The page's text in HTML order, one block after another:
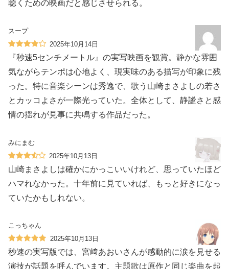
聴くための映画だと感じさせられる。
スープ
2025年10月14日
『秒速5センチメートル』の実写映画を観賞。静かな雰囲
気ながらテンポは心地よく、現実味のある描写が印象に残
った。特に音楽シーンは秀逸で、歌う山崎まさよしの若さ
とカッコよさが一際光っていた。全体として、静謐さと感
情の揺れが見事に共鳴する作品だった。
みにまむ
2025年10月13日
山崎まさよしは確かにかっこいいけれど、思っていたほど
ハマれなかった。十年前に見ていれば、もっと好きになっ
ていたかもしれない。
こっちゃん
2025年10月13日
秒速の実写版では、宮﨑あおいさんが感動的に涙を見せる
演技が話題を呼んでいます。主題歌は原作と同じ楽曲を起